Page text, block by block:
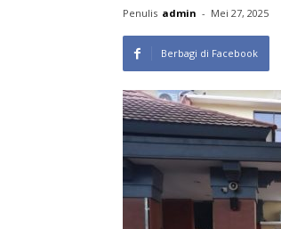
Penulis admin - Mei 27, 2025
Berbagi di Facebook